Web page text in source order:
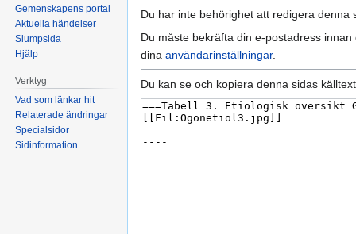
Hoppa
till
navigering
Hoppa
till
sök
Du har inte behörighet att redigera denna
Du måste bekräfta din e-postadress
dina användarinställningar.
Du kan se och kopiera denna sidas
Gemenskapens portal
Aktuella händelser
Slumpsida
Hjälp
Verktyg
Vad som länkar hit
Relaterade ändringar
Specialsidor
Sidinformation